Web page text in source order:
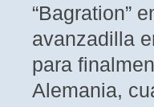
“Bagration”
avanzadilla
para
Alemania,